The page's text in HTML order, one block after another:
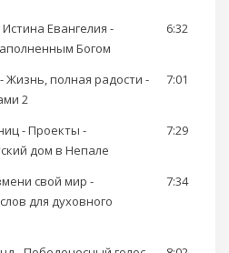
Евангелия -
Богом
6:32
Жизнь, полная радости -
2
7:01
- Проекты -
дом в Непале
7:29
свой мир -
для духовного
7:34